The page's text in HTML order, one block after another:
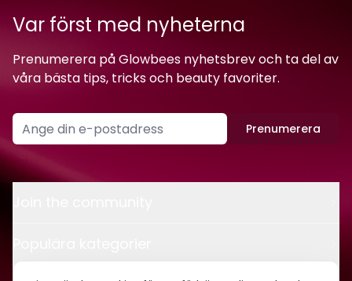
Var först med nyheterna
Prenumerera på Glowbees nyhetsbrev och ta del av
våra bästa tips, tricks och beauty favoriter.
Prenumerera